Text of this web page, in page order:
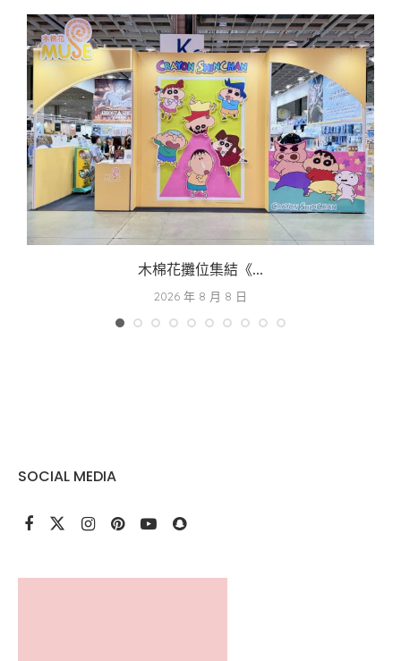
木棉花攤位集結《...
2026 年 8 月 8 日
SOCIAL MEDIA